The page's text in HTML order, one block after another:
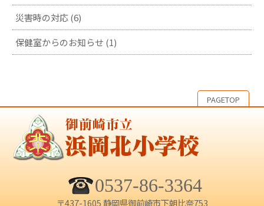
災害時の対応 (6)
保健室からのお知らせ (1)
PAGETOP
0537-86-3364
〒437-1605 静岡県御前崎市下朝比奈753